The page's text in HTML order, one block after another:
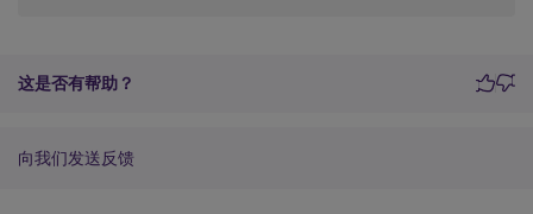
这是否有帮助？
向我们发送反馈